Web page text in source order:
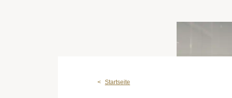
Startseite